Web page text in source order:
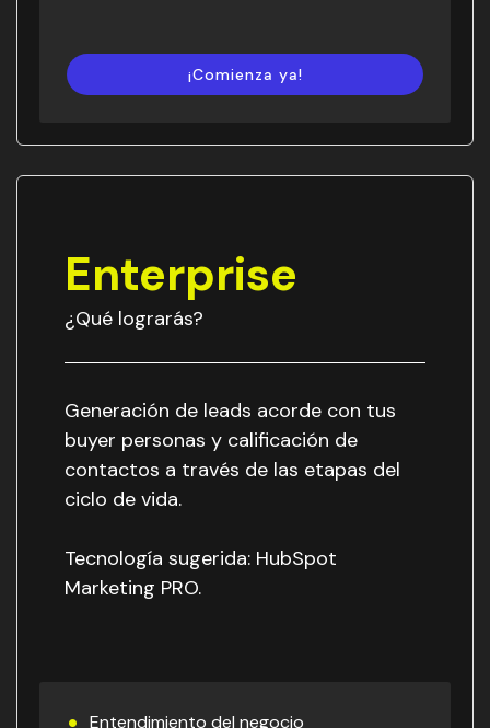
¡Comienza ya!
Enterprise
¿Qué lograrás?
Generación de leads acorde con tus
buyer personas y calificación de
contactos a través de las etapas del
ciclo de vida.
Tecnología sugerida: HubSpot
Marketing PRO.
Entendimiento del negocio